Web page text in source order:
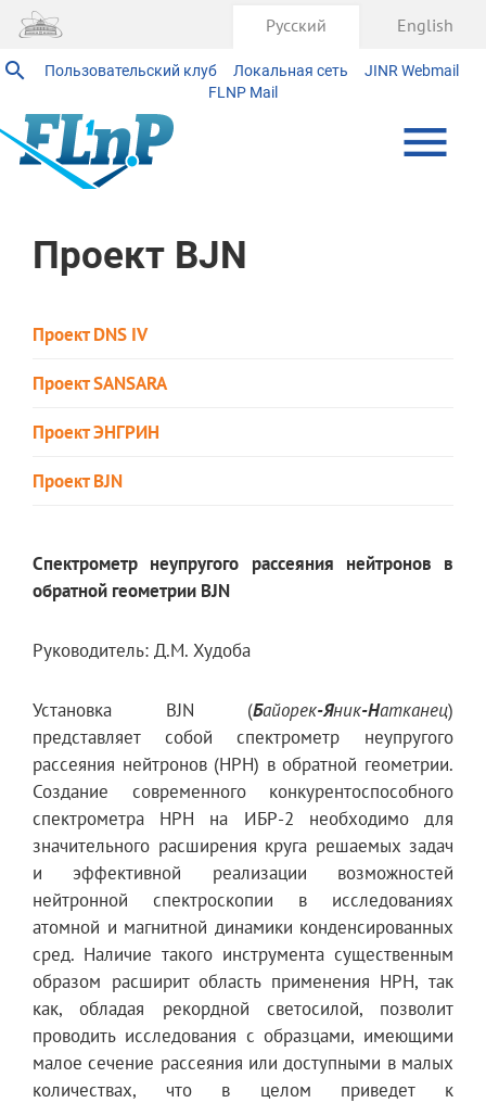
Пользовательский клуб Локальная сеть
JINR Webmail
FLNP Mail
Русский English
Проект BJN
Проект DNS IV
Проект SANSARA
Проект ЭНГРИН
Проект BJN
Спектрометр неупругого рассеяния нейтронов в
обратной геометрии BJN
Руководитель: Д.М. Худоба
Установка BJN (Байорек-Яник-Натканец)
представляет собой спектрометр неупругого
рассеяния нейтронов (НРН) в обратной геометрии.
Создание современного конкурентоспособного
спектрометра НРН на ИБР-2 необходимо для
значительного расширения круга решаемых задач
и эффективной реализации возможностей
нейтронной спектроскопии в исследованиях
атомной и магнитной динамики конденсированных
сред. Наличие такого инструмента существенным
образом расширит область применения НРН, так
как, обладая рекордной светосилой, позволит
проводить исследования с образцами, имеющими
малое сечение рассеяния или доступными в малых
количествах, что в целом приведет к